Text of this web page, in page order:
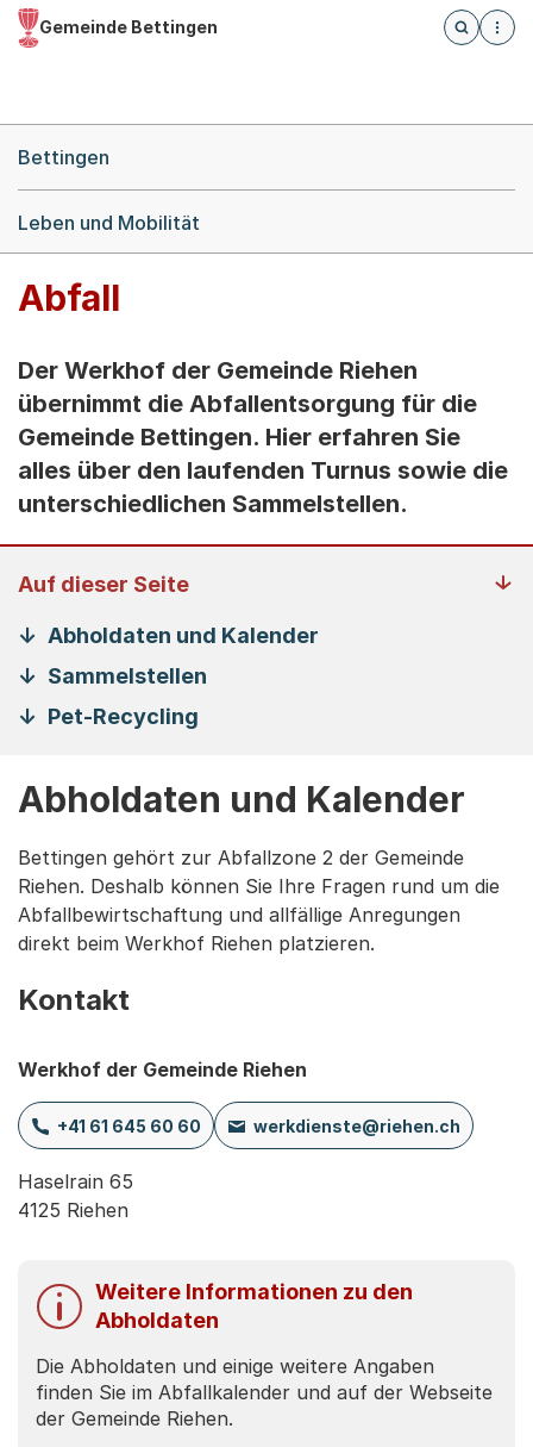
Gemeinde Bettingen Öffnet
Bettingen
Leben und Mobilität
Abfall
Der Werkhof der Gemeinde Riehen
übernimmt die Abfallentsorgung für die
Gemeinde Bettingen. Hier erfahren Sie
alles über den laufenden Turnus sowie die
unterschiedlichen Sammelstellen.
Auf dieser Seite
Abholdaten und Kalender
Sammelstellen
Pet-Recycling
Abholdaten und Kalender
Bettingen gehört zur Abfallzone 2 der Gemeinde
Riehen. Deshalb können Sie Ihre Fragen rund um die
Abfallbewirtschaftung und allfällige Anregungen
direkt beim Werkhof Riehen platzieren.
Kontakt
Werkhof der Gemeinde Riehen
+41 61 645 60 60 werkdienste@riehen.ch
Haselrain 65
4125 Riehen
Weitere Informationen zu den
Abholdaten
Die Abholdaten und einige weitere Angaben
finden Sie im Abfallkalender und auf der Webseite
der Gemeinde Riehen.